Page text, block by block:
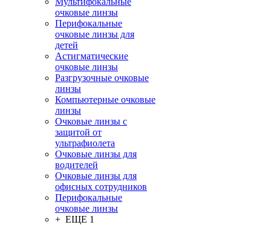
очковые линзы
Перифокальные
очковые линзы для
детей
Астигматические
очковые линзы
Разгрузочные очковые
линзы
Компьютерные очковые
линзы
Очковые линзы с
защитой от
ультрафиолета
Очковые линзы для
водителей
Очковые линзы для
офисных сотрудников
Перифокальные
очковые линзы
+ ЕЩЕ 1